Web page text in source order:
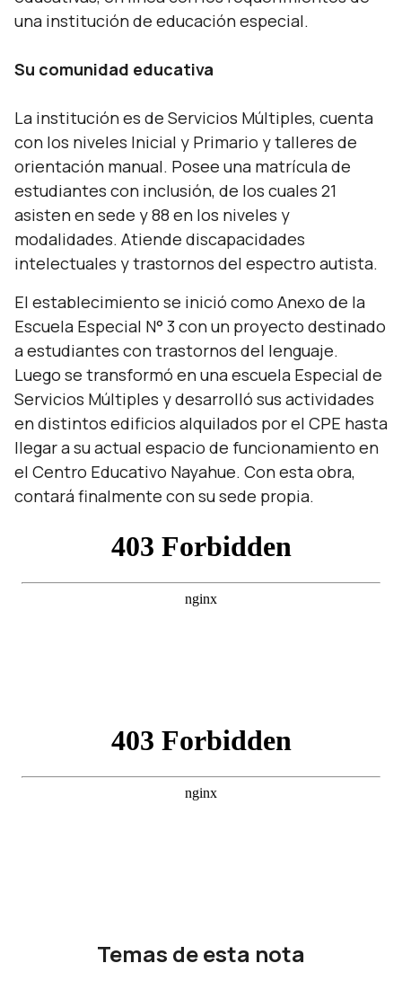
una institución de educación especial.
Su comunidad educativa
La institución es de Servicios Múltiples, cuenta
con los niveles Inicial y Primario y talleres de
orientación manual. Posee una matrícula de
estudiantes con inclusión, de los cuales 21
asisten en sede y 88 en los niveles y
modalidades. Atiende discapacidades
intelectuales y trastornos del espectro autista.
El establecimiento se inició como Anexo de la
Escuela Especial N° 3 con un proyecto destinado
a estudiantes con trastornos del lenguaje.
Luego se transformó en una escuela Especial de
Servicios Múltiples y desarrolló sus actividades
en distintos edificios alquilados por el CPE hasta
llegar a su actual espacio de funcionamiento en
el Centro Educativo Nayahue. Con esta obra,
contará finalmente con su sede propia.
Temas de esta nota